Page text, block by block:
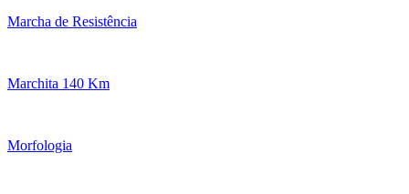
Marcha de Resistência
Marchita 140 Km
Morfologia